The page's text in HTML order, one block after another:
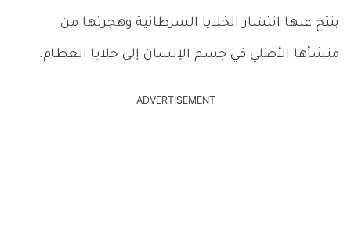
ينتج عنها انتشار الخلايا السرطانية وهجرتها من
منشأها الأصلي في جسم الإنسان إلى خلايا العظام.
ADVERTISEMENT